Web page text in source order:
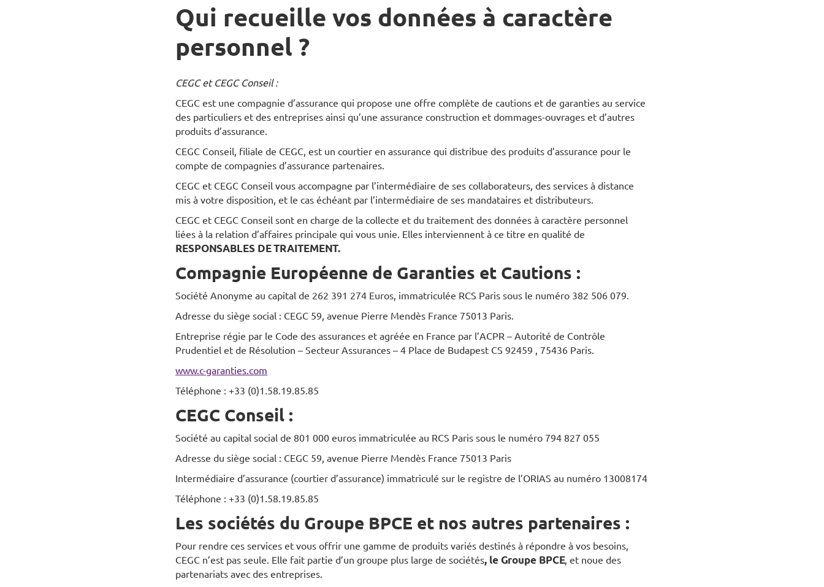
Qui recueille vos données à caractère
personnel ?
CEGC et CEGC Conseil :
CEGC est une compagnie d’assurance qui propose une offre complète de cautions et de garanties au service
des particuliers et des entreprises ainsi qu’une assurance construction et dommages-ouvrages et d’autres
produits d’assurance.
CEGC Conseil, filiale de CEGC, est un courtier en assurance qui distribue des produits d’assurance pour le
compte de compagnies d’assurance partenaires.
CEGC et CEGC Conseil vous accompagne par l’intermédiaire de ses collaborateurs, des services à distance
mis à votre disposition, et le cas échéant par l’intermédiaire de ses mandataires et distributeurs.
CEGC et CEGC Conseil sont en charge de la collecte et du traitement des données à caractère personnel
liées à la relation d’affaires principale qui vous unie. Elles interviennent à ce titre en qualité de
RESPONSABLES DE TRAITEMENT.
Compagnie Européenne de Garanties et Cautions :
Société Anonyme au capital de 262 391 274 Euros, immatriculée RCS Paris sous le numéro 382 506 079.
Adresse du siège social : CEGC 59, avenue Pierre Mendès France 75013 Paris.
Entreprise régie par le Code des assurances et agréée en France par l’ACPR – Autorité de Contrôle
Prudentiel et de Résolution – Secteur Assurances – 4 Place de Budapest CS 92459 , 75436 Paris.
www.c-garanties.com
Téléphone : +33 (0)1.58.19.85.85
CEGC Conseil :
Société au capital social de 801 000 euros immatriculée au RCS Paris sous le numéro 794 827 055
Adresse du siège social : CEGC 59, avenue Pierre Mendès France 75013 Paris
Intermédiaire d’assurance (courtier d’assurance) immatriculé sur le registre de l’ORIAS au numéro 13008174
Téléphone : +33 (0)1.58.19.85.85
Les sociétés du Groupe BPCE et nos autres partenaires :
Pour rendre ces services et vous offrir une gamme de produits variés destinés à répondre à vos besoins,
CEGC n’est pas seule. Elle fait partie d’un groupe plus large de sociétés, le Groupe BPCE, et noue des
partenariats avec des entreprises.